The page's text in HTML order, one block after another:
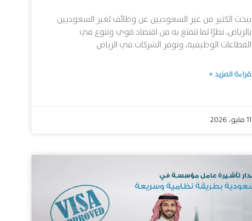
يبحث الكثير من غير السعوديين عن وظائف لغير السعوديين
بالرياض، نظرًا لما تتمتع به من اقتصاد قوي وتنوع في
القطاعات الوظيفية، وتوفر الشركات في الرياض
قراءة المزيد »
11 مايو، 2026